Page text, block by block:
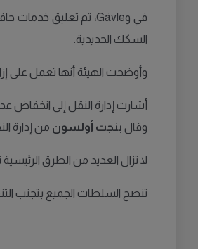
السكك الحديدية.
وأوضحت الهيئة أنها تعمل على
أشارت إدارة النقل إلى انخفاض
وقال بنجت أولسون من إدارة
لا تزال العديد من الطرق
تنصح السلطات الجميع بتجنب